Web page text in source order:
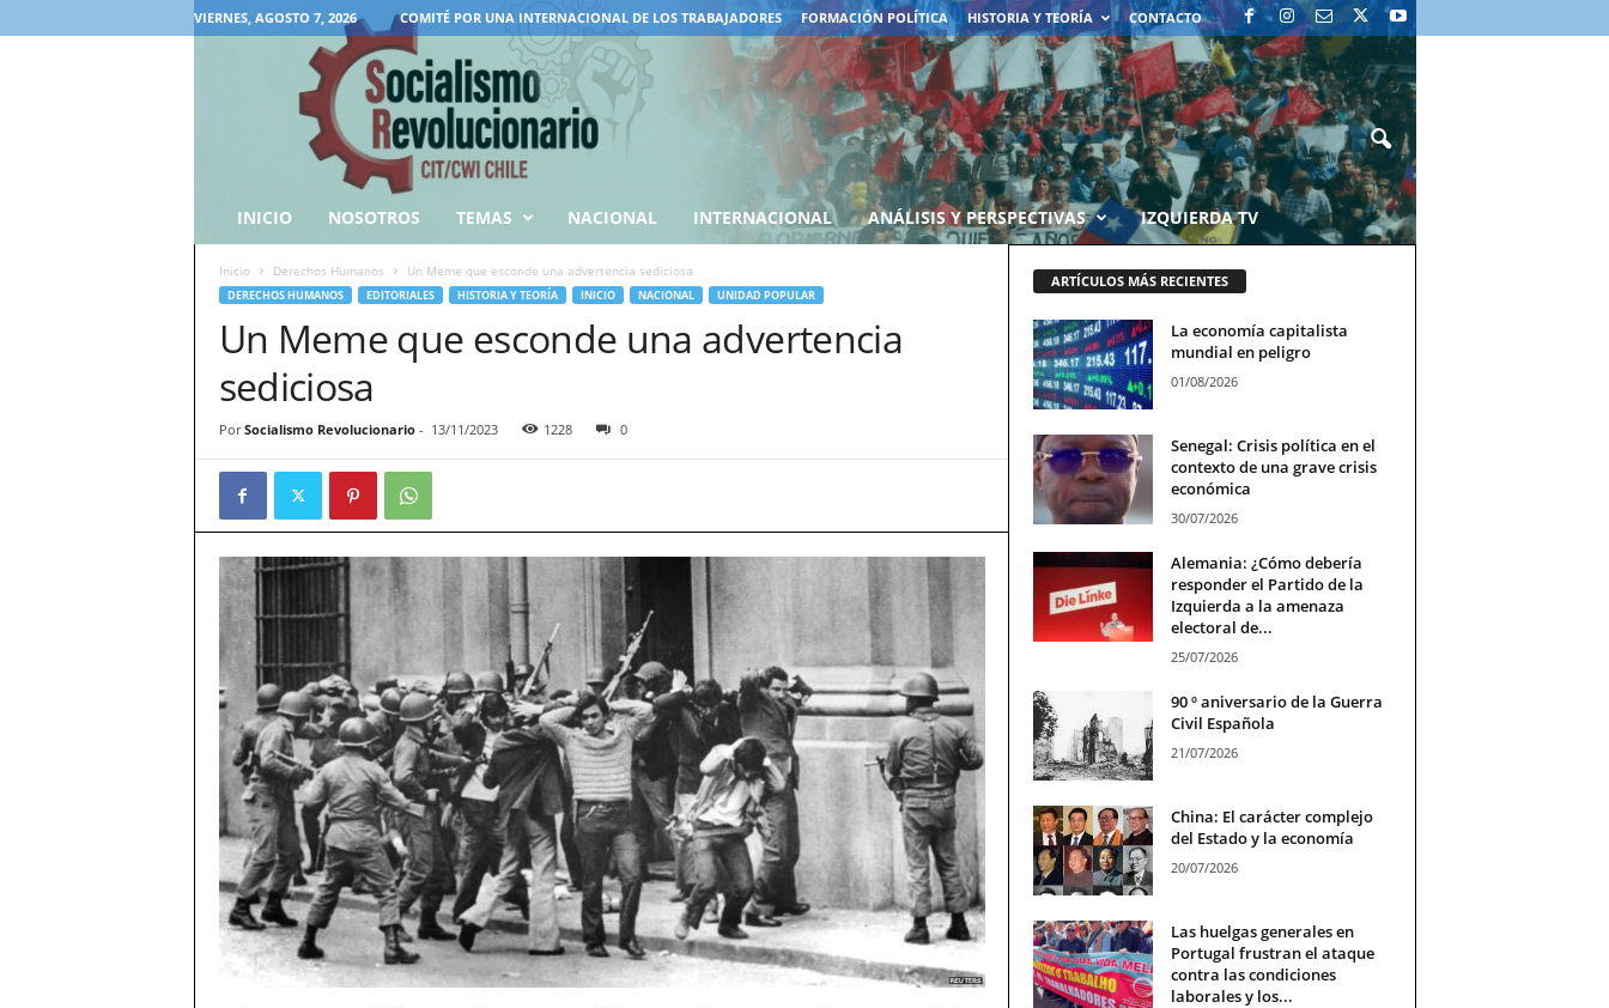
VIERNES, AGOSTO 7, 2026 COMITÉ POR UNA INTERNACIONAL DE LOS TRABAJADORES FORMACIÓN POLÍTICA HISTORIA Y TEORÍA CONTACTO
INICIO NOSOTROS TEMAS NACIONAL INTERNACIONAL ANÁLISIS Y PERSPECTIVAS IZQUIERDA TV
Inicio Derechos Humanos Un Meme que esconde una advertencia sediciosa
DERECHOS HUMANOS EDITORIALES HISTORIA Y TEORÍA INICIO NACIONAL UNIDAD POPULAR
Un Meme que esconde una advertencia
sediciosa
Por Socialismo Revolucionario- 13/11/2023 1228 0
ARTÍCULOS MÁS RECIENTES
La economía capitalista
mundial en peligro
01/08/2026
Senegal: Crisis política en el
contexto de una grave crisis
económica
30/07/2026
Alemania: ¿Cómo debería
responder el Partido de la
Izquierda a la amenaza
electoral de...
25/07/2026
90 º aniversario de la Guerra
Civil Española
21/07/2026
China: El carácter complejo
del Estado y la economía
20/07/2026
Las huelgas generales en
Portugal frustran el ataque
contra las condiciones
laborales y los...